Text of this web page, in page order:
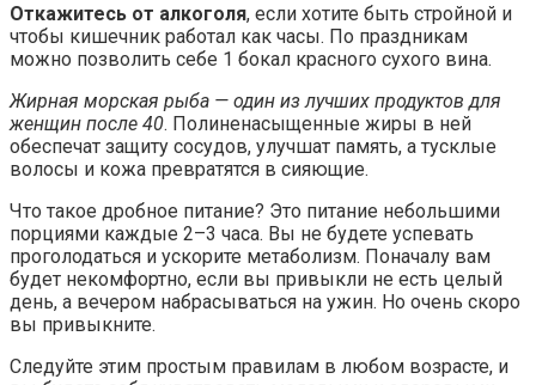
Откажитесь от алкоголя, если хотите быть стройной и
чтобы кишечник работал как часы. По праздникам
можно позволить себе 1 бокал красного сухого вина.
Жирная морская рыба — один из лучших продуктов для
женщин после 40. Полиненасыщенные жиры в ней
обеспечат защиту сосудов, улучшат память, а тусклые
волосы и кожа превратятся в сияющие.
Что такое дробное питание? Это питание небольшими
порциями каждые 2–3 часа. Вы не будете успевать
проголодаться и ускорите метаболизм. Поначалу вам
будет некомфортно, если вы привыкли не есть целый
день, а вечером набрасываться на ужин. Но очень скоро
вы привыкните.
Следуйте этим простым правилам в любом возрасте, и